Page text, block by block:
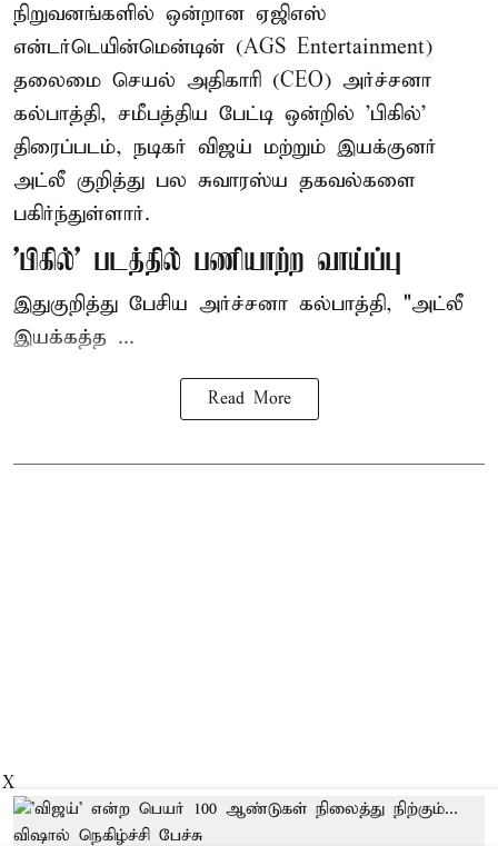
நிறுவனங்களில் ஒன்றான ஏஜிஎஸ்
என்டர்டெயின்மென்டின் (AGS Entertainment)
தலைமை செயல் அதிகாரி (CEO) அர்ச்சனா
கல்பாத்தி, சமீபத்திய பேட்டி ஒன்றில் 'பிகில்'
திரைப்படம், நடிகர் விஜய் மற்றும் இயக்குனர்
அட்லீ குறித்து பல சுவாரஸ்ய தகவல்களை
பகிர்ந்துள்ளார்.
'பிகில்' படத்தில் பணியாற்ற வாய்ப்பு
இதுகுறித்து பேசிய அர்ச்சனா கல்பாத்தி, "அட்லீ
இயக்கத்த ...
Read More
X